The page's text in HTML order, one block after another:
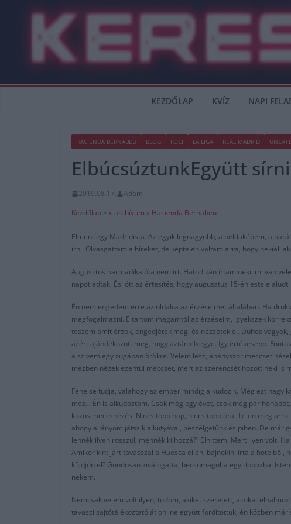
KEZDŐLAP KVÍZ NAPI
HACIENDA BERNABEU BLOG FOCI LA LIGA REAL MADRID
ElbúcsúztunkEgyütt
2019.08.17.
Adam
Kezdőlap » x-archívum » Hacienda Bernabeu
Elment egy Madridista. Az egyik legnagyobb, a példaképem, a
írni. Olvasgattam a híreket, de képtelen voltam arra, hogy
Augusztus harmadika óta nem írt. Hatodikán írtam neki, mi van
napot adtak. És jött az értesítés, hogy augusztus 15-én este
Én nem engedem erre az oldalra az érzéseimet általában. Ha
megfogalmazni. Eltartom magamtól az érzéseim, igyekszek
teszem amit érzek, engedjétek meg, és nézzétek el. Dühös
azért ajándékozott meg, hogy aztán elvegye. Így értékesebb.
a szivem egy zugában örökre. Velem lesz, ahányszor meccset
mezben nézek ezentúl meccset, mert az szerencsét hozott neki is
Fene se tudja, valahogy az ember mindig alkudozik. Még ezt hagy
mez… Én is alkudoztam. Csak még egy évet, csak még pár
közös meccsnézés. Nincs több nap, nincs több óra. Télen még
ahogy a lányom játszik a kutyával, beszélgetünk és pihen. De
lennék ilyen rosszul, mennék ki hozzá?” Elhittem. Mert ilyen volt.
Amikor kint járt tavasszal a Huesca elleni bajnokin, írta a hotelből,
küldjön el? Gondosan kiválogatta, becsomagolta egy dobozba.
nekem.
Nemcsak velem volt ilyen, tudom, akiket szeretett, azokat
tavaszi sajtótájékoztatóját online együtt fordítottuk, én közben